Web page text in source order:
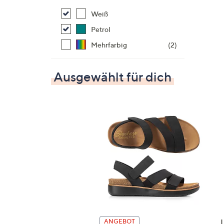
Weiß
Petrol
Mehrfarbig
(2)
Ausgewählt für dich
ANGEBOT